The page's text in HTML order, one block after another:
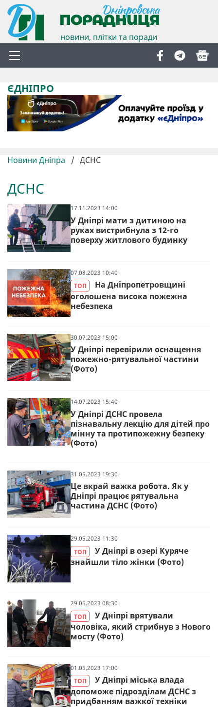
новини, плітки та поради
ЄДНІПРО
Новини Дніпра / ДСНС
ДСНС
17.11.2023 14:00
У Дніпрі мати з дитиною на
руках вистрибнула з 12-го
поверху житлового будинку
07.08.2023 10:40
ТОП
На Дніпропетровщині
оголошена висока пожежна
небезпека
30.07.2023 15:00
У Дніпрі перевірили оснащення
пожежно-рятувальної частини
(Фото)
14.07.2023 15:40
У Дніпрі ДСНС провела
пізнавальну лекцію для дітей про
мінну та протипожежну безпеку
(Фото)
31.05.2023 19:30
Це вкрай важка робота. Як у
Дніпрі працює рятувальна
частина ДСНС (Фото)
29.05.2023 11:30
ТОП
У Дніпрі в озері Куряче
знайшли тіло жінки (Фото)
29.05.2023 08:30
ТОП
У Дніпрі врятували
чоловіка, який стрибнув з Нового
мосту (Фото)
01.05.2023 17:00
ТОП
У Дніпрі міська влада
допоможе підрозділам ДСНС з
придбанням важкої техніки